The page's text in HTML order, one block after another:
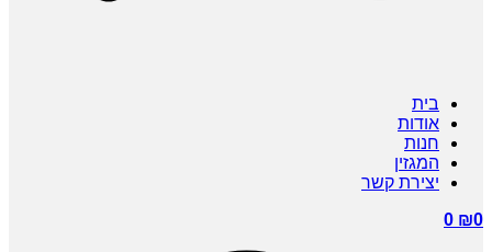
בית
אודות
חנות
המגזין
יצירת קשר
₪0
0